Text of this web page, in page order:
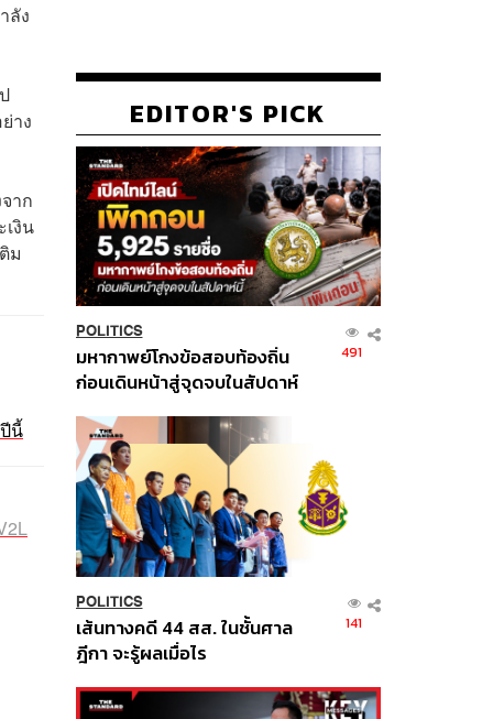
ลัง
าง
าก
งิน
ม
นี้
EDITOR'S PICK
POLITICS
มหากาพย์โกงข้อสอบท้องถิ่น
ก่อนเดินหน้าสู่จุดจบในสัปดาห์
491
POLITICS
เส้นทางคดี 44 สส. ในชั้นศาล
ฎีกา จะรู้ผลเมื่อไร
141